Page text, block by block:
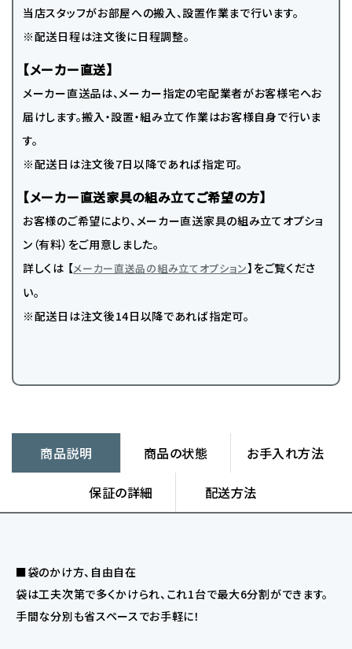
当店スタッフがお部屋への搬入、設置作業まで行います。
※配送日程は注文後に日程調整。
【メーカー直送】
メーカー直送品は、メーカー指定の宅配業者がお客様宅へお
届けします。搬入・設置・組み立て作業はお客様自身で行いま
す。
※配送日は注文後7日以降であれば指定可。
【メーカー直送家具の組み立てご希望の方】
お客様のご希望により、メーカー直送家具の組み立てオプショ
ン（有料）をご用意しました。
詳しくは 【メーカー直送品の組み立てオプション】をご覧くださ
い。
※配送日は注文後14日以降であれば指定可。
商品説明 商品の状態 お手入れ方法
保証の詳細 配送方法
■袋のかけ方、自由自在
袋は工夫次第で多くかけられ、これ1台で最大6分割ができます。
手間な分別も省スペースでお手軽に！